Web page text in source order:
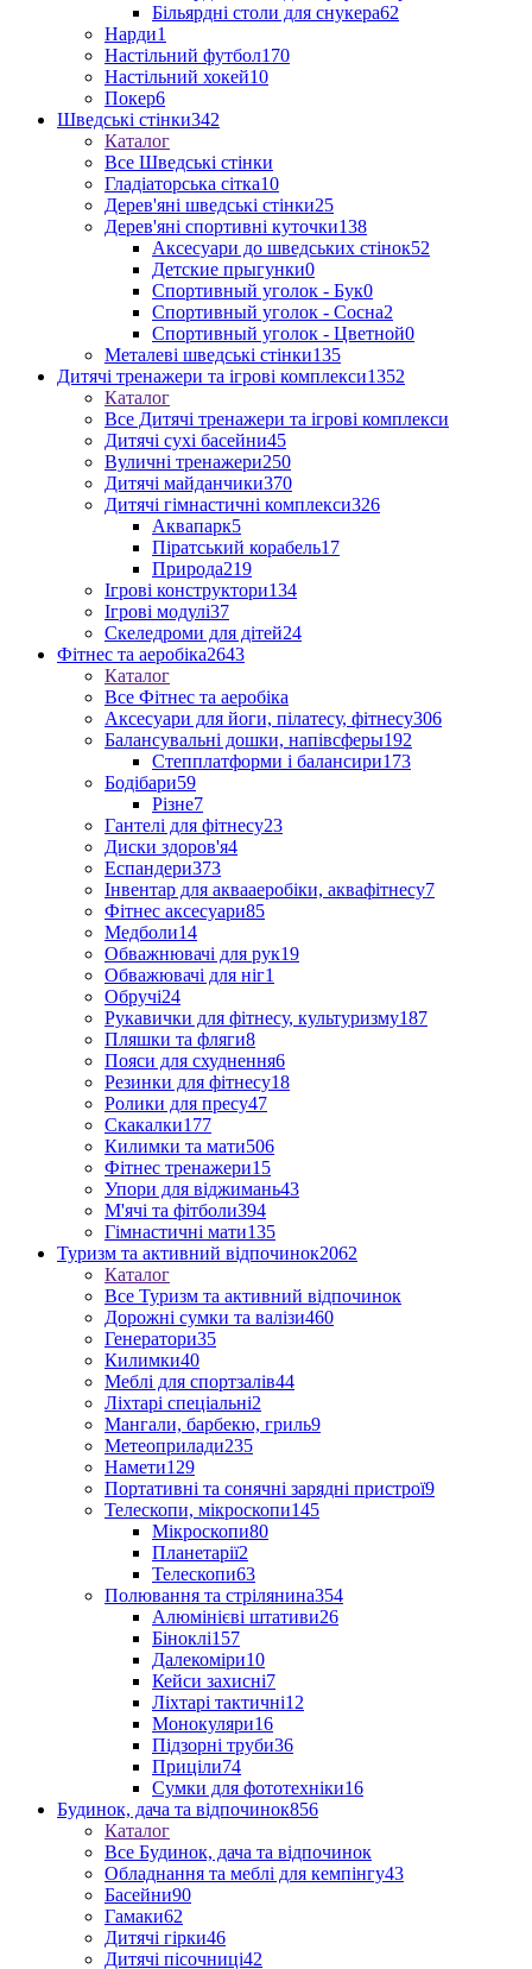
Більярдні столи для снукера62
Нарди1
Настільний футбол170
Настільний хокей10
Покер6
Шведські стінки342
Каталог
Все Шведські стінки
Гладіаторська сітка10
Дерев'яні шведські стінки25
Дерев'яні спортивні куточки138
Аксесуари до шведських стінок52
Детские прыгунки0
Спортивный уголок - Бук0
Спортивный уголок - Сосна2
Спортивный уголок - Цветной0
Металеві шведські стінки135
Дитячі тренажери та ігрові комплекси1352
Каталог
Все Дитячі тренажери та ігрові комплекси
Дитячі сухі басейни45
Вуличні тренажери250
Дитячі майданчики370
Дитячі гімнастичні комплекси326
Аквапарк5
Піратський корабель17
Природа219
Ігрові конструктори134
Ігрові модулі37
Скеледроми для дітей24
Фітнес та аеробіка2643
Каталог
Все Фітнес та аеробіка
Аксесуари для йоги, пілатесу, фітнесу306
Балансувальні дошки, напівсферы192
Степплатформи і балансири173
Бодібари59
Різне7
Гантелі для фітнесу23
Диски здоров'я4
Еспандери373
Інвентар для аквааеробіки, аквафітнесу7
Фітнес аксесуари85
Медболи14
Обважнювачі для рук19
Обважювачі для ніг1
Обручі24
Рукавички для фітнесу, культуризму187
Пляшки та фляги8
Пояси для схуднення6
Резинки для фітнесу18
Ролики для пресу47
Скакалки177
Килимки та мати506
Фітнес тренажери15
Упори для віджимань43
М'ячі та фітболи394
Гімнастичні мати135
Туризм та активний відпочинок2062
Каталог
Все Туризм та активний відпочинок
Дорожні сумки та валізи460
Генератори35
Килимки40
Меблі для спортзалів44
Ліхтарі спеціальні2
Мангали, барбекю, гриль9
Метеоприлади235
Намети129
Портативні та сонячні зарядні пристрої9
Телескопи, мікроскопи145
Мікроскопи80
Планетарії2
Телескопи63
Полювання та стрілянина354
Алюмінієві штативи26
Біноклі157
Далекоміри10
Кейси захисні7
Ліхтарі тактичні12
Монокуляри16
Підзорні труби36
Приціли74
Сумки для фототехніки16
Будинок, дача та відпочинок856
Каталог
Все Будинок, дача та відпочинок
Обладнання та меблі для кемпінгу43
Басейни90
Гамаки62
Дитячі гірки46
Дитячі пісочниці42